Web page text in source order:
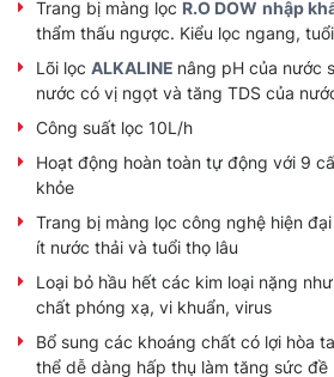
Trang bị màng lọc R.O DOW nhập
thẩm thấu ngược. Kiểu lọc ngang,
Lõi lọc ALKALINE nâng pH của nước
nước có vị ngọt và tăng TDS của
Công suất lọc 10L/h
Hoạt động hoàn toàn tự động với 9
khỏe
Trang bị màng lọc công nghệ hiện
ít nước thải và tuổi thọ lâu
Loại bỏ hầu hết các kim loại nặng
chất phóng xạ, vi khuẩn, virus
Bổ sung các khoáng chất có lợi hòa
thể dễ dàng hấp thụ làm tăng sức